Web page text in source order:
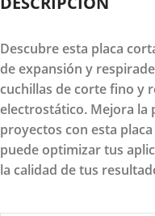
Descubre esta placa
de expansión y
cuchillas de corte fino y
electrostático. Mejora la
proyectos con esta
puede optimizar tus
la calidad de tus